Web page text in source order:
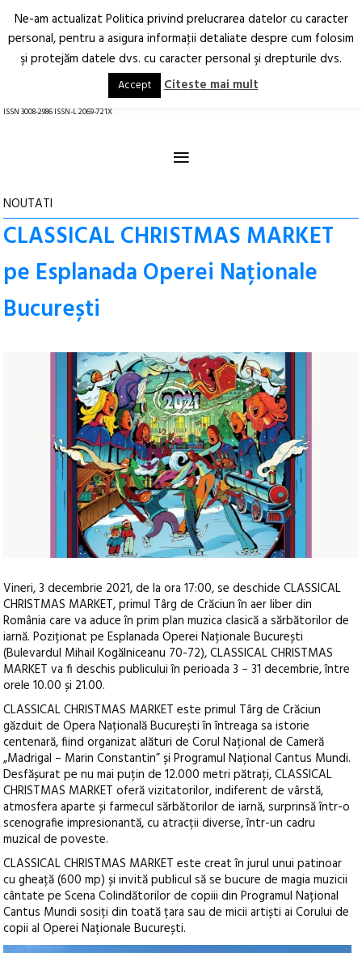
Arhitectură.
Oraș.
RO EN
ISSN 3008-2986 ISSN-L 2069-721X
≡
NOUTATI
CLASSICAL CHRISTMAS MARKET
pe Esplanada Operei Naționale
București
Vineri, 3 decembrie 2021, de la ora 17:00, se deschide CLASSICAL
CHRISTMAS MARKET, primul Târg de Crăciun în aer liber din
România care va aduce în prim plan muzica clasică a sărbătorilor de
iarnă. Poziționat pe Esplanada Operei Naționale București
(Bulevardul Mihail Kogălniceanu 70-72), CLASSICAL CHRISTMAS
MARKET va fi deschis publicului în perioada 3 – 31 decembrie, între
orele 10.00 și 21.00.
CLASSICAL CHRISTMAS MARKET este primul Târg de Crăciun
găzduit de Opera Națională București în întreaga sa istorie
centenară, fiind organizat alături de Corul Național de Cameră
„Madrigal – Marin Constantin” și Programul Național Cantus Mundi.
Desfășurat pe nu mai puțin de 12.000 metri pătrați, CLASSICAL
CHRISTMAS MARKET oferă vizitatorilor, indiferent de vârstă,
atmosfera aparte și farmecul sărbătorilor de iarnă, surprinsă într-o
scenografie impresionantă, cu atracții diverse, într-un cadru
muzical de poveste.
CLASSICAL CHRISTMAS MARKET este creat în jurul unui patinoar
cu gheață (600 mp) și invită publicul să se bucure de magia muzicii
cântate pe Scena Colindătorilor de copiii din Programul Național
Cantus Mundi sosiți din toată țara sau de micii artiști ai Corului de
copii al Operei Naționale București.
Ne-am actualizat Politica privind prelucrarea datelor cu caracter
personal, pentru a asigura informaţii detaliate despre cum folosim
şi protejăm datele dvs. cu caracter personal şi drepturile dvs.
Accept Citeste mai mult